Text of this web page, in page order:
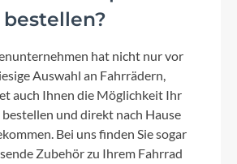
CS 7100 10-51T. 12-Speed
Akku
QR Carbon (720Wh)
bestellen?
hat nicht nur vor
Auswahl an Fahrrädern,
auch Ihnen die Möglichkeit Ihr
und direkt nach Hause
Bei uns finden Sie sogar
Zubehör zu Ihrem Fahrrad